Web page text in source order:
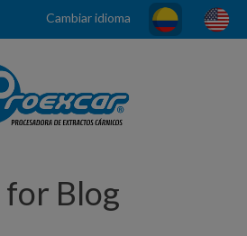
Cambiar idioma
Blog